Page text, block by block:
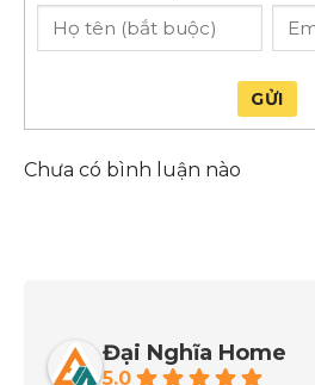
GỬI
Chưa có bình luận nào
Đại Nghĩa Home
5.0